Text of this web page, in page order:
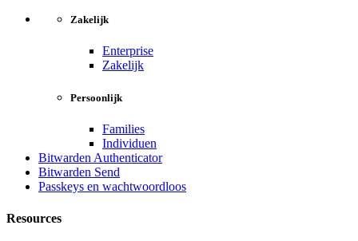
Zakelijk
Enterprise
Zakelijk
Persoonlijk
Families
Individuen
Bitwarden Authenticator
Bitwarden Send
Passkeys en wachtwoordloos
Resources